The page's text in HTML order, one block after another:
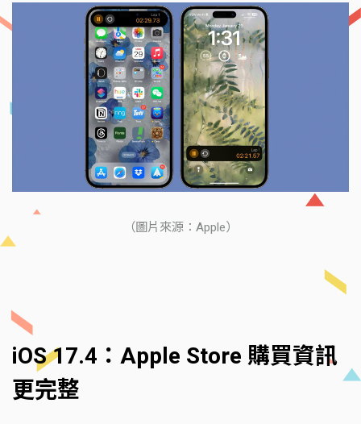
（圖片來源：Apple）
iOS 17.4：Apple Store 購買資訊
更完整